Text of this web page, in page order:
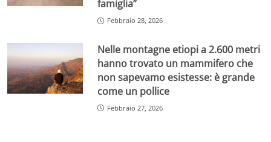
famiglia”
Febbraio 28, 2026
Nelle montagne etiopi a 2.600 metri
hanno trovato un mammifero che
non sapevamo esistesse: è grande
come un pollice
Febbraio 27, 2026